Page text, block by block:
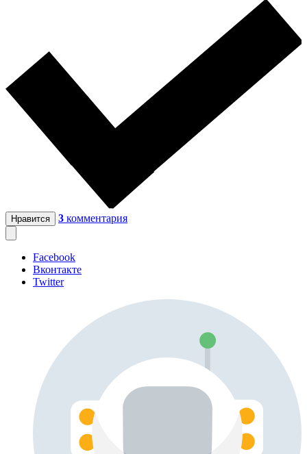
Нравится 3 комментария
Facebook
Вконтакте
Twitter